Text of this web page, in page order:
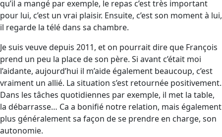
qu’il a mangé par exemple, le repas c’est très important
pour lui, c’est un vrai plaisir. Ensuite, c’est son moment à lui,
il regarde la télé dans sa chambre.
Je suis veuve depuis 2011, et on pourrait dire que François
prend un peu la place de son père. Si avant c’était moi
l’aidante, aujourd’hui il m’aide également beaucoup, c’est
vraiment un allié. La situation s’est retournée positivement.
Dans les tâches quotidiennes par exemple, il met la table,
la débarrasse… Ca a bonifié notre relation, mais également
plus généralement sa façon de se prendre en charge, son
autonomie.